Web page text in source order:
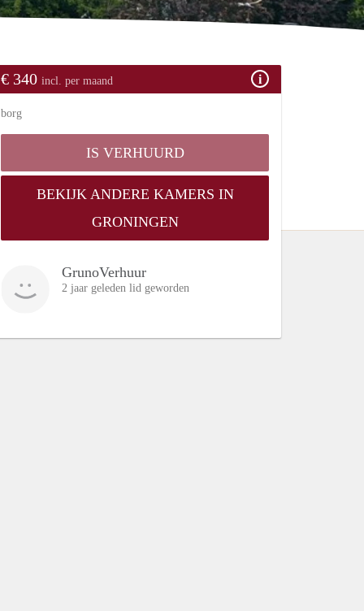
€ 340 incl. per maand
borg
IS VERHUURD
BEKIJK ANDERE KAMERS IN
GRONINGEN
GrunoVerhuur
2 jaar geleden lid geworden